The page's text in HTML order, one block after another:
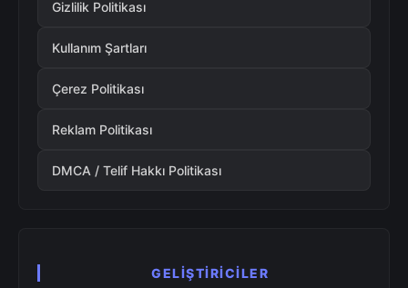
Gizlilik Politikası
Kullanım Şartları
Çerez Politikası
Reklam Politikası
DMCA / Telif Hakkı Politikası
GELIŞTIRICILER